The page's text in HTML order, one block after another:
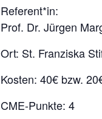
Referent*in:
Prof. Dr. Jürgen
Ort: St. Franziska
Kosten: 40€ bzw.
CME-Punkte: 4